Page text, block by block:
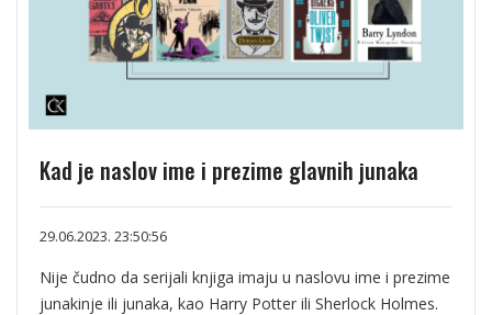
Kad je naslov ime i prezime glavnih junaka
29.06.2023. 23:50:56
Nije čudno da serijali knjiga imaju u naslovu ime i prezime
junakinje ili junaka, kao Harry Potter ili Sherlock Holmes.